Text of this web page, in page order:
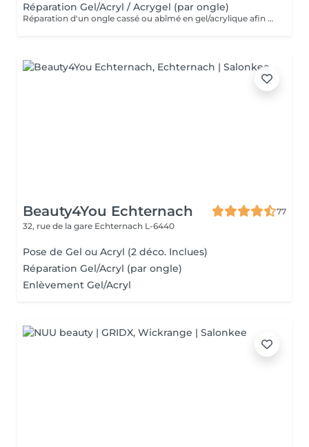
Réparation Gel/Acryl / Acrygel (par ongle)
Réparation d'un ongle cassé ou abîmé en gel/acrylique afin de restaurer sa forme, sa solidité et son esthétique. Ce service est réalisé uniquement sur les ongles nécessitant une réparation.
Beauty4You Echternach
77
32, rue de la gare Echternach L-6440
Pose de Gel ou Acryl (2 déco. Inclues)
Réparation Gel/Acryl (par ongle)
Enlèvement Gel/Acryl